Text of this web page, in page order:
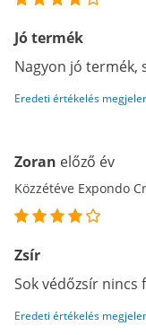
Jó termék
Nagyon jó termék,
Eredeti értékelés
Zoran előző év
Közzétéve Expondo
Zsír
Sok védőzsír
Eredeti értékelés